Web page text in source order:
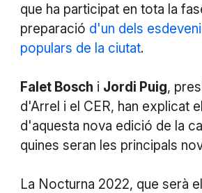
que ha participat en tota la
preparació d'un dels
populars de la ciutat.
Falet Bosch i Jordi Puig,
d'Arrel i el CER, han explicat
d'aquesta nova edició de la
quines seran les principals
La Nocturna 2022, que serà